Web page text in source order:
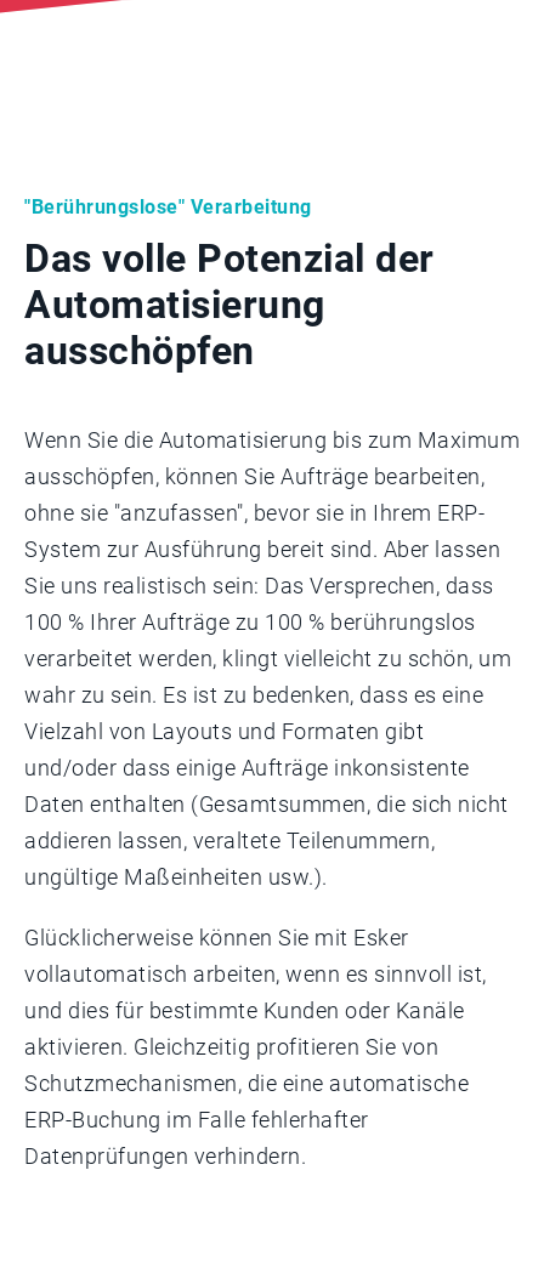
"Berührungslose" Verarbeitung
Das volle Potenzial der
Automatisierung
ausschöpfen
Wenn Sie die Automatisierung bis zum Maximum
ausschöpfen, können Sie Aufträge bearbeiten,
ohne sie "anzufassen", bevor sie in Ihrem ERP-
System zur Ausführung bereit sind. Aber lassen
Sie uns realistisch sein: Das Versprechen, dass
100 % Ihrer Aufträge zu 100 % berührungslos
verarbeitet werden, klingt vielleicht zu schön, um
wahr zu sein. Es ist zu bedenken, dass es eine
Vielzahl von Layouts und Formaten gibt
und/oder dass einige Aufträge inkonsistente
Daten enthalten (Gesamtsummen, die sich nicht
addieren lassen, veraltete Teilenummern,
ungültige Maßeinheiten usw.).
Glücklicherweise können Sie mit Esker
vollautomatisch arbeiten, wenn es sinnvoll ist,
und dies für bestimmte Kunden oder Kanäle
aktivieren. Gleichzeitig profitieren Sie von
Schutzmechanismen, die eine automatische
ERP-Buchung im Falle fehlerhafter
Datenprüfungen verhindern.